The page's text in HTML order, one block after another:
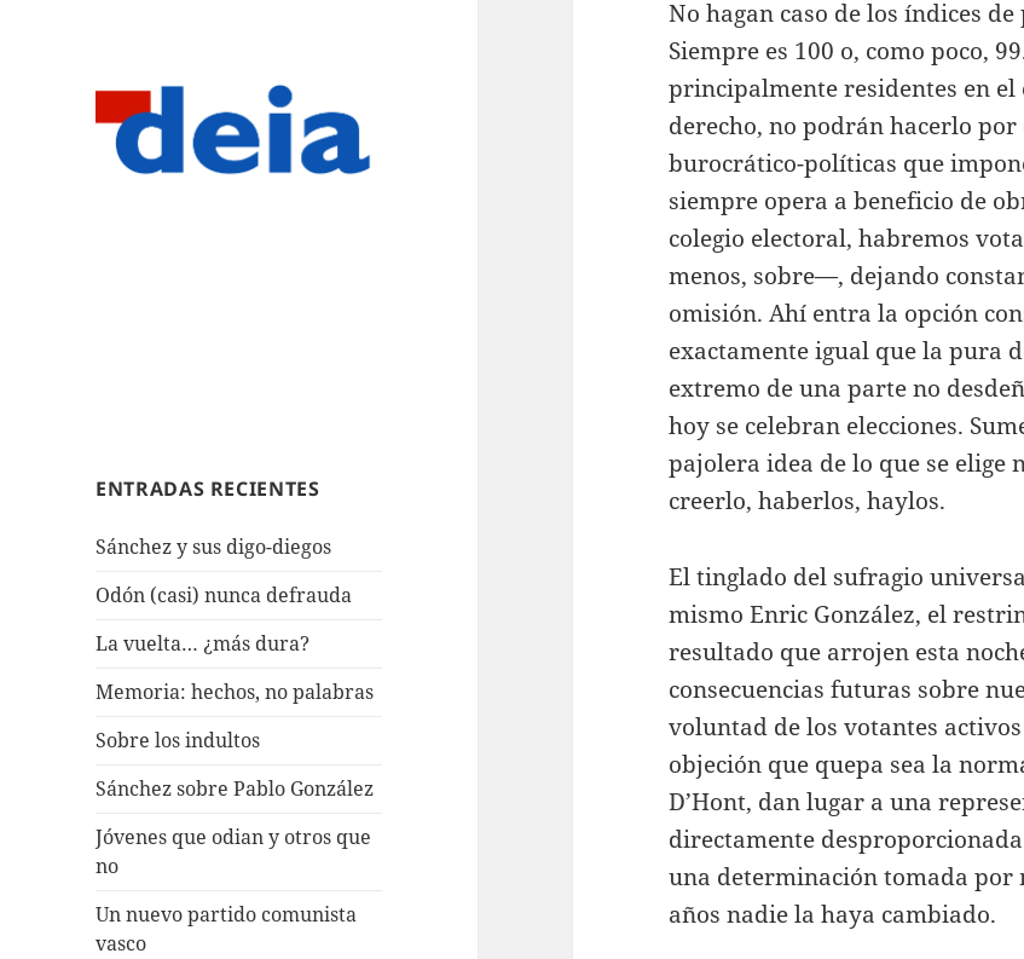
ENTRADAS RECIENTES
Sánchez y sus digo-diegos
Odón (casi) nunca defrauda
La vuelta… ¿más dura?
Memoria: hechos, no palabras
Sobre los indultos
Sánchez sobre Pablo González
Jóvenes que odian y otros que
no
Un nuevo partido comunista
vasco
No hagan caso de los índices
Siempre es 100 o, como poco,
principalmente residentes en
derecho, no podrán hacerlo
burocrático-políticas que
siempre opera a beneficio de
colegio electoral, habremos
menos, sobre—, dejando
omisión. Ahí entra la opción
exactamente igual que la pura
extremo de una parte no
hoy se celebran elecciones.
pajolera idea de lo que se elige
creerlo, haberlos, haylos.
El tinglado del sufragio
mismo Enric González, el
resultado que arrojen esta
consecuencias futuras sobre
voluntad de los votantes
objeción que quepa sea la
D’Hont, dan lugar a una
directamente
una determinación tomada por
años nadie la haya cambiado.